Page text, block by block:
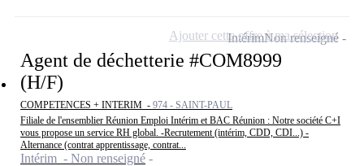
Agent de déchetterie #COM8999
(H/F)
COMPETENCES + INTERIM - 974 - SAINT-PAUL
Filiale de l'ensemblier Réunion Emploi Intérim et BAC Réunion : Notre société C+I
vous propose un service RH global. -Recrutement (intérim, CDD, CDI...) -
Alternance (contrat apprentissage, contrat...
Intérim - Non renseigné
IntérimNon renseigné
Ajouter cette offre à ma sélection